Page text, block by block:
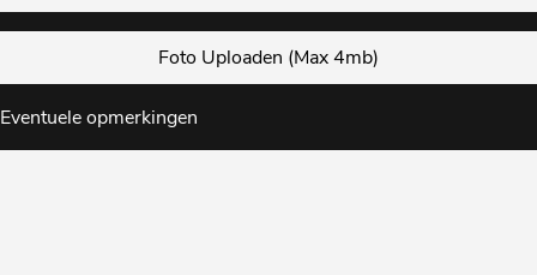
Foto Uploaden (Max 4mb)
Eventuele opmerkingen